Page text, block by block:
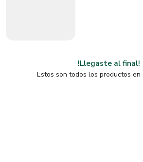
!Llegaste al final!
Estos son todos los productos en